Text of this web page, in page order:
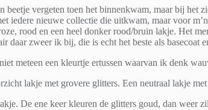
beetje vergeten toen het binnenkwam, maar bij het
iedere nieuwe collectie die uitkwam, maar voor
rood en een heel donker rood/bruin lakje. Het
daar zweer ik bij, die is echt het beste als basecoat
meteen een kleurtje ertussen waarvan ik denk
lakje met grovere glitters. Een neutraal lakje
De ene keer kleuren de glitters goud, dan weer